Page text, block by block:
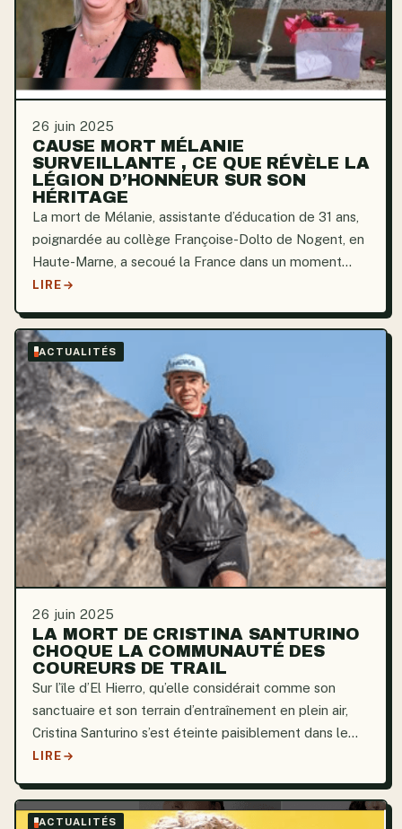
26 juin 2025
CAUSE MORT MÉLANIE
SURVEILLANTE , CE QUE RÉVÈLE LA
LÉGION D’HONNEUR SUR SON
HÉRITAGE
La mort de Mélanie, assistante d’éducation de 31 ans,
poignardée au collège Françoise-Dolto de Nogent, en
Haute-Marne, a secoué la France dans un moment
d’une intensité dramatique sans précédent. Le 10 juin,
LIRE
ACTUALITÉS
26 juin 2025
LA MORT DE CRISTINA SANTURINO
CHOQUE LA COMMUNAUTÉ DES
COUREURS DE TRAIL
Sur l’île d’El Hierro, qu’elle considérait comme son
sanctuaire et son terrain d’entraînement en plein air,
Cristina Santurino s’est éteinte paisiblement dans le
confort de son lit. Sa mort était inattendue. Deux jours
LIRE
ACTUALITÉS